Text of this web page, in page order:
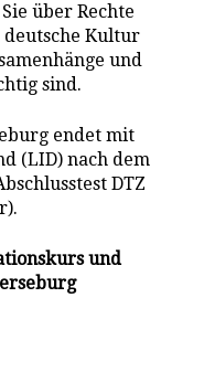
über Rechte
Kultur
und
sind.
endet mit
(LID) nach dem
DTZ
und